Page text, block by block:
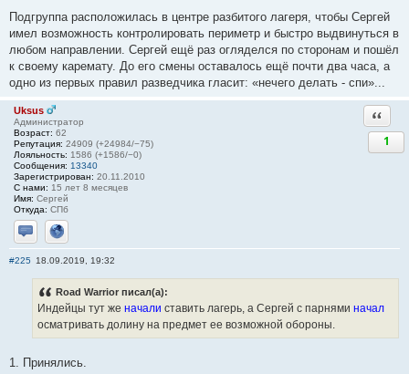
Подгруппа расположилась в центре разбитого лагеря, чтобы Сергей
имел возможность контролировать периметр и быстро выдвинуться в
любом направлении. Сергей ещё раз огляделся по сторонам и пошёл
к своему каремату. До его смены оставалось ещё почти два часа, а
одно из первых правил разведчика гласит: «нечего делать - спи»...
Uksus
Администратор
Возраст: 62
Репутация: 24909 (+24984/−75)
Лояльность: 1586 (+1586/−0)
Сообщения: 13340
Зарегистрирован: 20.11.2010
С нами: 15 лет 8 месяцев
Имя: Сергей
Откуда: СПб
Отправить личное сообщение
Сайт
1
#225 18.09.2019, 19:32
Road Warrior писал(а):
Индейцы тут же начали ставить лагерь, а Сергей с парнями начал
осматривать долину на предмет ее возможной обороны.
1. Принялись.